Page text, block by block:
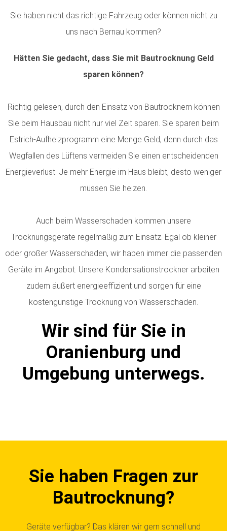
Sie haben nicht das richtige Fahrzeug oder können nicht zu
uns nach Bernau kommen?
Hätten Sie gedacht, dass Sie mit Bautrocknung Geld
sparen können?
Richtig gelesen, durch den Einsatz von Bautrocknern können
Sie beim Hausbau nicht nur viel Zeit sparen. Sie sparen beim
Estrich-Aufheizprogramm eine Menge Geld, denn durch das
Wegfallen des Lüftens vermeiden Sie einen entscheidenden
Energieverlust. Je mehr Energie im Haus bleibt, desto weniger
müssen Sie heizen.
Auch beim Wasserschaden kommen unsere
Trocknungsgeräte regelmäßig zum Einsatz. Egal ob kleiner
oder großer Wasserschaden, wir haben immer die passenden
Geräte im Angebot. Unsere Kondensationstrockner arbeiten
zudem äußert energieeffizient und sorgen für eine
kostengünstige Trocknung von Wasserschäden.
Wir sind für Sie in
Oranienburg und
Umgebung unterwegs.
Sie haben Fragen zur
Bautrocknung?
Geräte verfügbar? Das klären wir gern schnell und